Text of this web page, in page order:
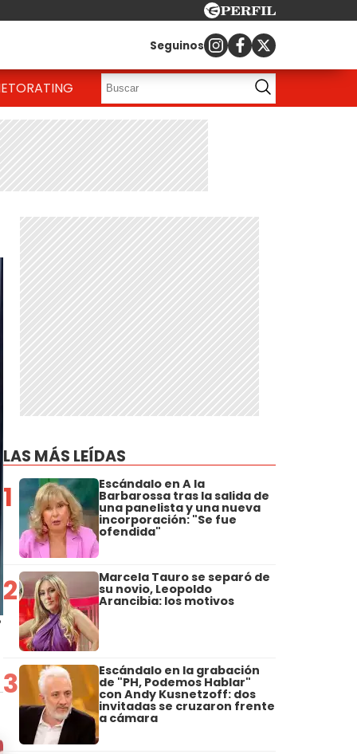
Seguinos
RATING
LAS MÁS LEÍDAS
1 Escándalo en A la
Barbarossa tras la salida de
una panelista y una nueva
incorporación: "Se fue
ofendida"
2 Marcela Tauro se separó de
su novio, Leopoldo
Arancibia: los motivos
3 Escándalo en la grabación
de "PH, Podemos Hablar"
con Andy Kusnetzoff: dos
invitadas se cruzaron frente
a cámara